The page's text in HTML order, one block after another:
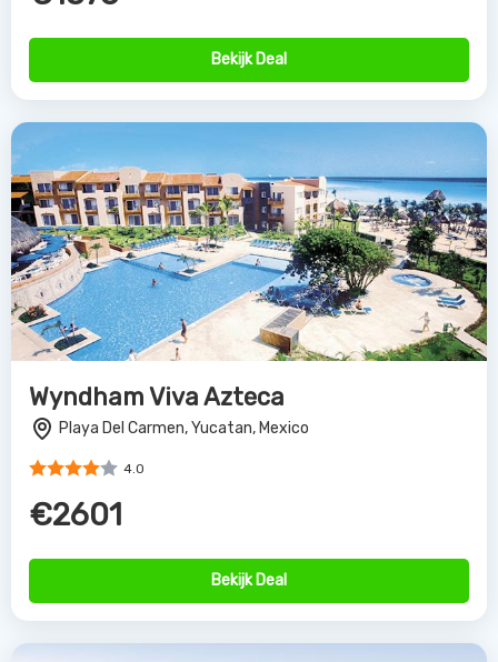
Bekijk Deal
Wyndham Viva Azteca
Playa Del Carmen, Yucatan, Mexico
4.0
€2601
Bekijk Deal